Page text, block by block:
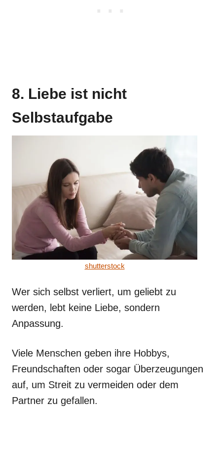
8. Liebe ist nicht
Selbstaufgabe
shutterstock
Wer sich selbst verliert, um geliebt zu
werden, lebt keine Liebe, sondern
Anpassung.
Viele Menschen geben ihre Hobbys,
Freundschaften oder sogar Überzeugungen
auf, um Streit zu vermeiden oder dem
Partner zu gefallen.